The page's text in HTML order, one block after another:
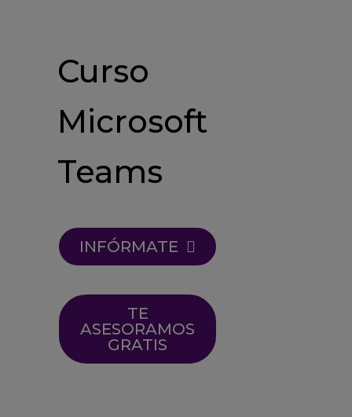
Curso
Microsoft
Teams
INFÓRMATE
TE
ASESORAMOS
GRATIS